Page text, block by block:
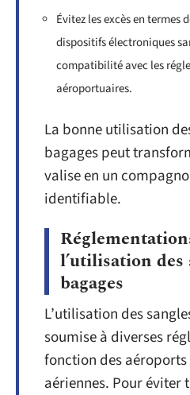
Évitez les excès en termes
dispositifs électroniques
compatibilité avec les
aéroportuaires.
La bonne utilisation
bagages peut
valise en un
identifiable.
l’utilisation des
bagages
L’utilisation des
soumise à diverses
fonction des
aériennes. Pour éviter